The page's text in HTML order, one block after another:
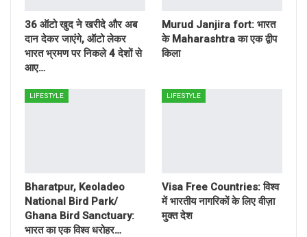
36 ऑटो खुद ने खरीदे और अब
दान देकर जाएंगे, ऑटो लेकर
भारत भ्रमण पर निकले 4 देशों से
आए…
Murud Janjira fort: भारत
के Maharashtra का एक द्वीप
किला
LIFESTYLE
Bharatpur, Keoladeo
National Bird Park/
Ghana Bird Sanctuary:
भारत का एक विश्व धरोहर…
LIFESTYLE
Visa Free Countries: विश्व
में भारतीय नागरिकों के लिए वीज़ा
मुक्त देश